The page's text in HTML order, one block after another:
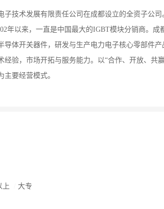
子技术发展有限责任公司在成都设立的全资子公
年以来，一直是中国最大的IGBT模块分销商。成
导体开关器件，研发与生产电力电子核心零部件
验，市场开拓与服务能力。以“合作、开放、共
要经营模式。
上 大专